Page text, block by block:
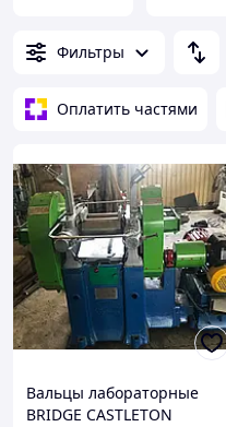
пластика
Фильтры
Оплатить частями
Вальцы лабораторные
BRIDGE CASTLETON